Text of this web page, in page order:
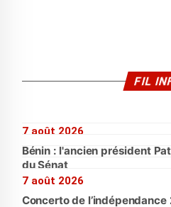
FIL
7 août 2026
Bénin : l'ancien président
du Sénat
7 août 2026
Concerto de